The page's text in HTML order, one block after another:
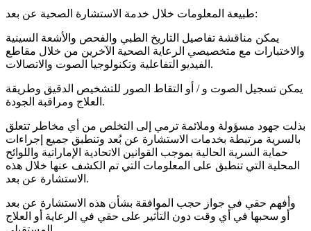
طبيعة المعلومات خلال خدمة الاستشارة الصحية عن بعد:
يمكن مناقشة تفاصيل التاريخ الطبي والفحص والأشعة السينية
والاختبارات مع متخصيصي الرعاية الصحية الآخرين من خلال مقاطع
الفيديو التفاعلية وتكنولوجيا الصوت والاتصالات.
يمكن تسجيل الصوت و / أو التقاط الصور للتشخيص الدقيق وطريقة
العلاج ومراقبة الجودة.
بذلت جهود مسؤولة وملائمة ترمي إلى التخلص من أي مخاطر تتعلق
بالسرية مرتبطة بخدمات الاستشارة عن بُعد وتنطبق جميع إجراءات
حماية السرية الحالية بموجب القوانين الاتحادية الإماراتية واللوائح
المحلية التي تنطبق على المعلومات التي تم الكشف عنها خلال هذه
الاستشارة عن بعد.
وأفهم حقي في جواز حجب الموافقة بشأن هذه الاستشارة عن بعد
أو سحبها في أي وقت دون التأثير على حقي في الرعاية أو العلاج